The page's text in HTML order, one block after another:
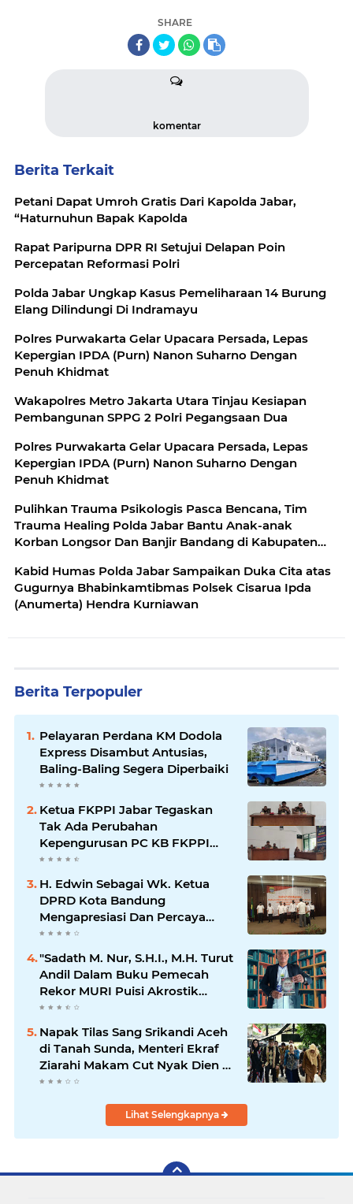
SHARE
komentar
Berita Terkait
Petani Dapat Umroh Gratis Dari Kapolda Jabar,
“Haturnuhun Bapak Kapolda
Rapat Paripurna DPR RI Setujui Delapan Poin
Percepatan Reformasi Polri
Polda Jabar Ungkap Kasus Pemeliharaan 14 Burung
Elang Dilindungi Di Indramayu
Polres Purwakarta Gelar Upacara Persada, Lepas
Kepergian IPDA (Purn) Nanon Suharno Dengan
Penuh Khidmat
Wakapolres Metro Jakarta Utara Tinjau Kesiapan
Pembangunan SPPG 2 Polri Pegangsaan Dua
Polres Purwakarta Gelar Upacara Persada, Lepas
Kepergian IPDA (Purn) Nanon Suharno Dengan
Penuh Khidmat
Pulihkan Trauma Psikologis Pasca Bencana, Tim
Trauma Healing Polda Jabar Bantu Anak-anak
Korban Longsor Dan Banjir Bandang di Kabupaten
Kabid Humas Polda Jabar Sampaikan Duka Cita atas
Gugurnya Bhabinkamtibmas Polsek Cisarua Ipda
(Anumerta) Hendra Kurniawan
Berita Terpopuler
Pelayaran Perdana KM Dodola
Express Disambut Antusias,
Baling-Baling Segera Diperbaiki
Ketua FKPPI Jabar Tegaskan
Tak Ada Perubahan
Kepengurusan PC KB FKPPI
Sumedang, Ketua Cabang
Diminta Segera Konsolidasi
H. Edwin Sebagai Wk. Ketua
DPRD Kota Bandung
Mengapresiasi Dan Percaya
Penuh Kepada Kepemimpinan
Merdi Hajiji Sebagai ketua DPD
Lpm Kota Bandung Periode
2021-2026
"Sadath M. Nur, S.H.I., M.H. Turut
Andil Dalam Buku Pemecah
Rekor MURI Puisi Akrostik
Terbanyak
Napak Tilas Sang Srikandi Aceh
di Tanah Sunda, Menteri Ekraf
Ziarahi Makam Cut Nyak Dien di
Sumedang
Lihat Selengkapnya